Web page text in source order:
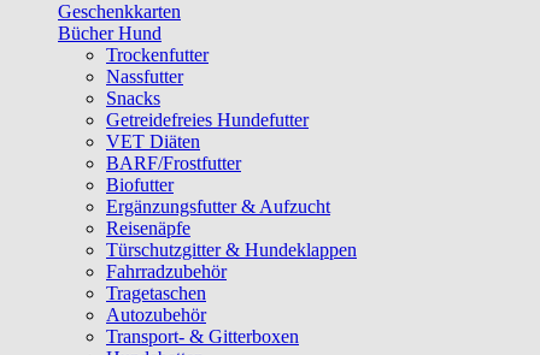
Geschenkkarten
Bücher Hund
Trockenfutter
Nassfutter
Snacks
Getreidefreies Hundefutter
VET Diäten
BARF/Frostfutter
Biofutter
Ergänzungsfutter & Aufzucht
Reisenäpfe
Türschutzgitter & Hundeklappen
Fahrradzubehör
Tragetaschen
Autozubehör
Transport- & Gitterboxen